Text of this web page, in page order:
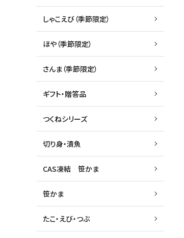
しゃこえび（季節限定）
ほや（季節限定）
さんま（季節限定）
ギフト・贈答品
つくねシリーズ
切り身・漬魚
CAS凍結 笹かま
笹かま
たこ・えび・つぶ